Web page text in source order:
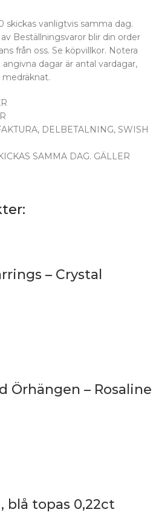
skickas vanligtvis samma dag.
Beställningsvaror blir din order
från oss. Se köpvillkor. Notera
dagar är antal vardagar,
DELBETALNING, SWISH
SAMMA DAG. GÄLLER
– Crystal
Örhängen – Rosaline
blå topas 0,22ct